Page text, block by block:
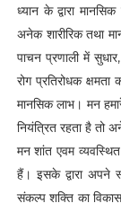
ध्यान के द्वारा
अनेक शारीरिक तथा
पाचन प्रणाली में
रोग प्रतिरोधक
मानसिक लाभ। मन
नियंत्रित रहता है तो
मन शांत एवम व्यवस्थित
हैं। इसके द्वारा अपने
संकल्प शक्ति का